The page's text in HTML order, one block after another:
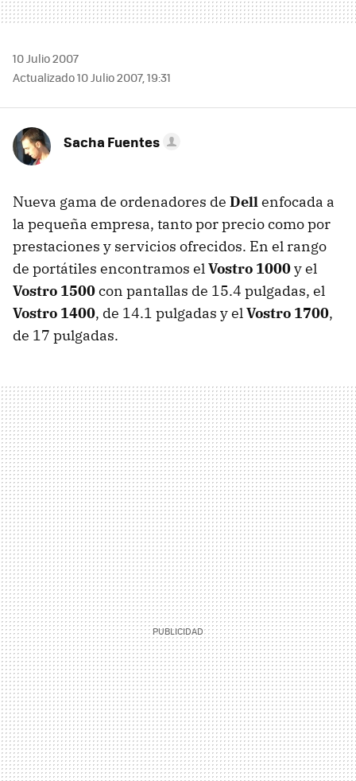
10 Julio 2007
Actualizado 10 Julio 2007, 19:31
Sacha Fuentes
Nueva gama de ordenadores de Dellenfocada a
la pequeña empresa, tanto por precio como por
prestaciones y servicios ofrecidos. En el rango
de portátiles encontramos elVostro 1000y el
Vostro 1500con pantallas de 15.4 pulgadas, el
Vostro 1400, de 14.1 pulgadas y elVostro 1700,
de 17 pulgadas.